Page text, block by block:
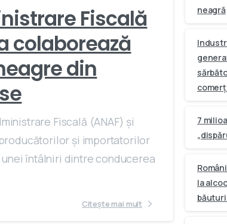
Fiscală
colaborează
din
Fiscală (ANAF) și
și importatorilor
întâlniri dintre conducerea
Citește mai mult
neagră
7
la